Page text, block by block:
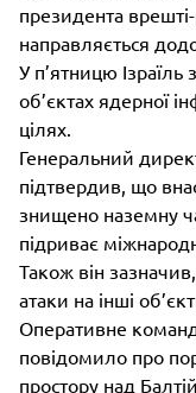
президента
направляється
У п’ятницю Ізраїль
об’єктах ядерної
цілях.
Генеральний
підтвердив, що
знищено наземну
підриває
Також він
атаки на інші
Оперативне
повідомило про
простору над